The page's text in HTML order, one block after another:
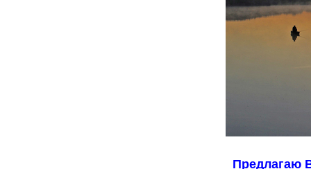
Предлагаю